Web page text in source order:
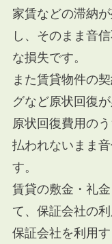
家賃などの滞納
し、そのまま音
な損失です。
また賃貸物件の
グなど原状回復
原状回復費用の
払われないまま
す。
賃貸の敷金・礼
て、保証会社の
保証会社を利用す